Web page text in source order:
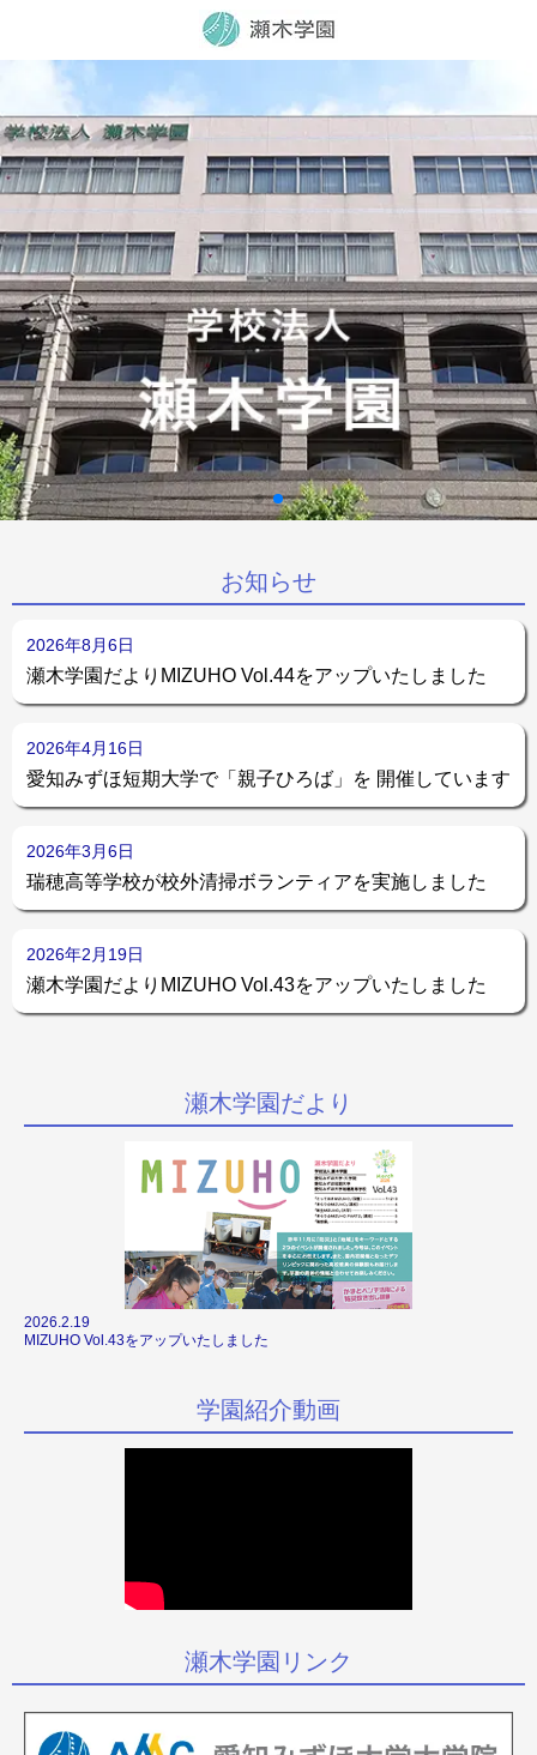
お知らせ
2026年8月6日
瀬木学園だよりMIZUHO Vol.44をアップいたしました
2026年4月16日
愛知みずほ短期大学で「親子ひろば」を 開催しています
2026年3月6日
瑞穂高等学校が校外清掃ボランティアを実施しました
2026年2月19日
瀬木学園だよりMIZUHO Vol.43をアップいたしました
瀬木学園だより
2026.2.19
MIZUHO Vol.43をアップいたしました
学園紹介動画
瀬木学園リンク